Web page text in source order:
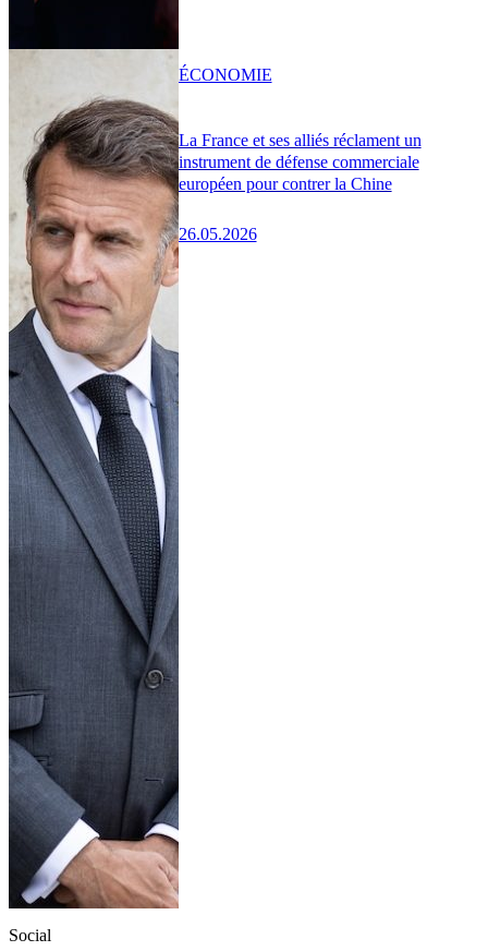
La France et ses alliés réclament un
instrument de défense commerciale
européen pour contrer la Chine
26.05.2026
ÉCONOMIE
Social